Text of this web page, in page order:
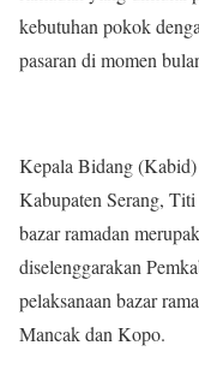
kebutuhan pokok
pasaran di momen
Kepala Bidang
Kabupaten Serang,
bazar ramadan
diselenggarakan
pelaksanaan bazar
Mancak dan Kopo.